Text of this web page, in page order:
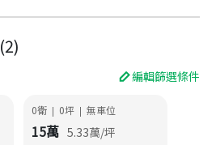
(2)
編輯篩選條件
0衛 | 0坪 | 無車位
15萬 5.33萬/坪